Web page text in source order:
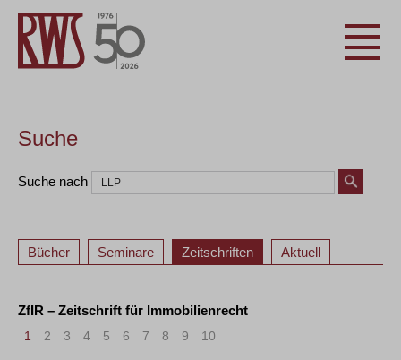
Suche
Suche nach
Bücher Seminare Zeitschriften Aktuell
ZfIR – Zeitschrift für Immobilienrecht
1 2 3 4 5 6 7 8 9 10